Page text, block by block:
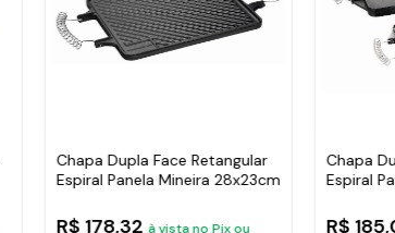
Chapa Dupla Face Retangular
Espiral Panela Mineira 28x23cm
R$ 178,32 à vista no Pix ou
Chapa
Espiral
R$